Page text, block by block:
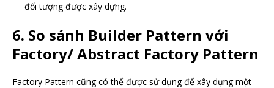
đối tượng được xây dựng.
6. So sánh Builder Pattern với
Factory/ Abstract Factory Pattern
Factory Pattern cũng có thể được sử dụng để xây dựng một